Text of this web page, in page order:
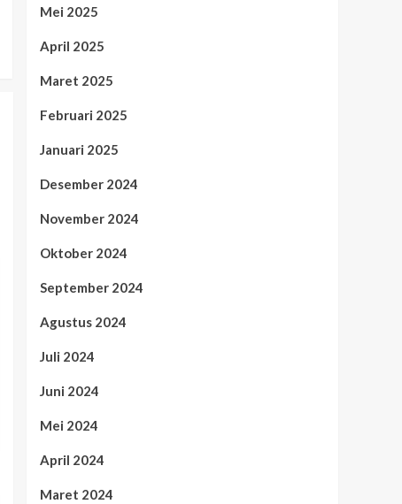
Mei 2025
April 2025
Maret 2025
Februari 2025
Januari 2025
Desember 2024
November 2024
Oktober 2024
September 2024
Agustus 2024
Juli 2024
Juni 2024
Mei 2024
April 2024
Maret 2024